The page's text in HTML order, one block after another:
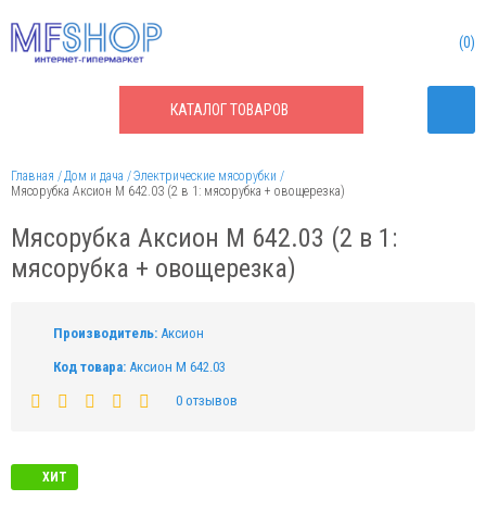
КАТАЛОГТОВАРОВ
0
Главная Дом и дача
Электрические мясорубки
Мясорубка Аксион М 642.03 (2 в 1: мясорубка + овощерезка)
Мясорубка Аксион М 642.03 (2 в 1:
мясорубка + овощерезка)
Производитель: Аксион
Код товара: Аксион М 642.03
0 отзывов
ХИТ